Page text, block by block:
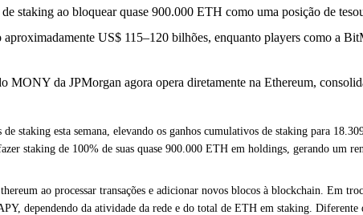
staking ao bloquear quase 900.000 ETH como uma posição de
US$ 115–120 bilhões, enquanto players como a
da JPMorgan agora opera diretamente na Ethereum,
esta semana, elevando os ganhos cumulativos de staking para
staking de 100% de suas quase 900.000 ETH em holdings, gerando um
ao processar transações e adicionar novos blocos à blockchain. Em
dependendo da atividade da rede e do total de ETH em staking.